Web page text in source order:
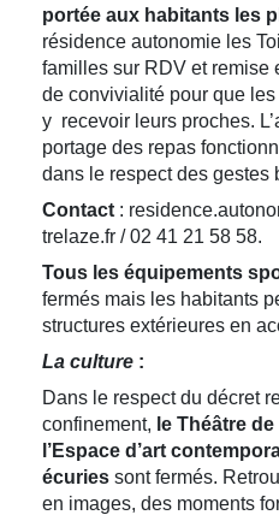
portée aux habitants les
résidence autonomie les
familles sur RDV et remise
de convivialité pour que
y recevoir leurs proches.
portage des repas
dans le respect des gestes
Contact :
trelaze.fr / 02 41 21 58 58.
Tous les équipements
fermés mais les habitants
structures extérieures en
La culture :
Dans le respect du décret
confinement, e Théâtre de
l’Espace d’art
écuries sont fermés.
en images, des moments